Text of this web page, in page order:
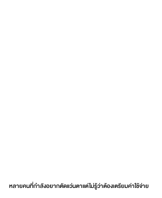
หลายคนที่กำลังอยากตัดแว่นตาแต่ไม่รู้ว่าต้องเตรียมค่าใช้จ่าย